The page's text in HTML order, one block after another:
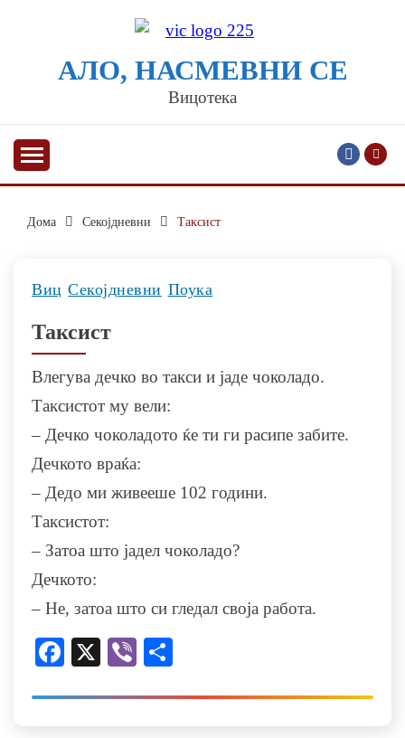
АЛО, НАСМЕВНИ СЕ
Вицотека
Дома Секојдневни Таксист
Виц Секојдневни Поука
Таксист
Влегува дечко во такси и јаде чоколадо.
Таксистот му вели:
– Дечко чоколадото ќе ти ги расипе забите.
Дечкото враќа:
– Дедо ми живееше 102 години.
Таксистот:
– Затоа што јадел чоколадо?
Дечкото:
– Не, затоа што си гледал своја работа.
Facebook
X Viber